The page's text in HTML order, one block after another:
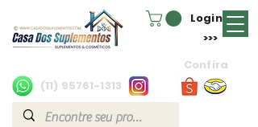
Login
(11) 95761-1313
>>>
Confira